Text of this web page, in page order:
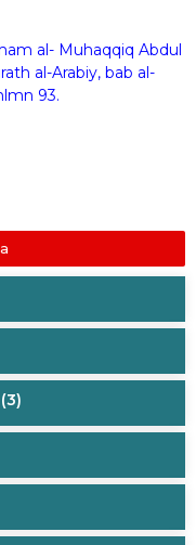
al- Muhaqqiq Abdul
al-Arabiy, bab al-
93.